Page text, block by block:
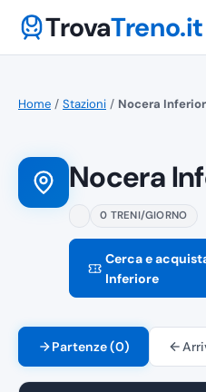
TrovaTreno.it
Home / Stazioni / Nocera
Nocera
0 TRENI/GIORNO
Cerca e
Inferiore
Partenze (0)